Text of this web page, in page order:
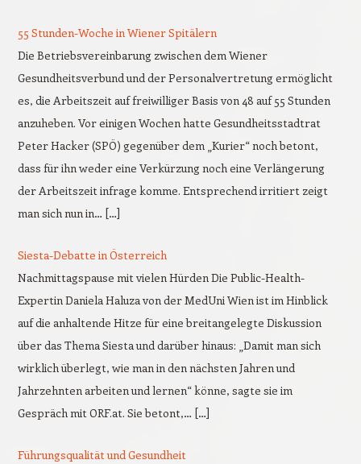
55 Stunden-Woche in Wiener Spitälern
Die Betriebsvereinbarung zwischen dem Wiener
Gesundheitsverbund und der Personalvertretung ermöglicht
es, die Arbeitszeit auf freiwilliger Basis von 48 auf 55 Stunden
anzuheben. Vor einigen Wochen hatte Gesundheitsstadtrat
Peter Hacker (SPÖ) gegenüber dem „Kurier“ noch betont,
dass für ihn weder eine Verkürzung noch eine Verlängerung
der Arbeitszeit infrage komme. Entsprechend irritiert zeigt
man sich nun in… […]
Siesta-Debatte in Österreich
Nachmittagspause mit vielen Hürden Die Public-Health-
Expertin Daniela Haluza von der MedUni Wien ist im Hinblick
auf die anhaltende Hitze für eine breitangelegte Diskussion
über das Thema Siesta und darüber hinaus: „Damit man sich
wirklich überlegt, wie man in den nächsten Jahren und
Jahrzehnten arbeiten und lernen“ könne, sagte sie im
Gespräch mit ORF.at. Sie betont,… […]
Führungsqualität und Gesundheit